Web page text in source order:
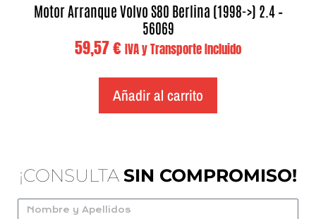
Motor Arranque Volvo S80 Berlina (1998->) 2.4 –
56069
59,57€ IVA y Transporte Incluido
Añadir al carrito
¡CONSULTA SIN COMPROMISO!